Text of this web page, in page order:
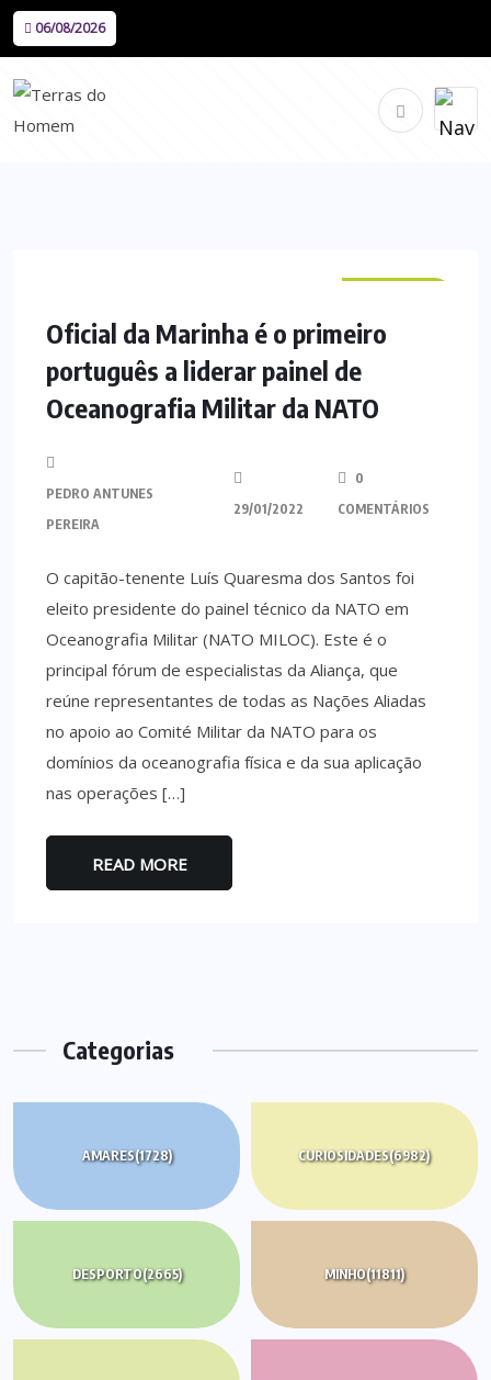
06/08/2026
Oficial da Marinha é o primeiro
português a liderar painel de
Oceanografia Militar da NATO
PEDRO ANTUNES
PEREIRA
29/01/2022
0
COMENTÁRIOS
O capitão-tenente Luís Quaresma dos Santos foi
eleito presidente do painel técnico da NATO em
Oceanografia Militar (NATO MILOC). Este é o
principal fórum de especialistas da Aliança, que
reúne representantes de todas as Nações Aliadas
no apoio ao Comité Militar da NATO para os
domínios da oceanografia física e da sua aplicação
nas operações […]
READ MORE
Categorias
AMARES(1728) CURIOSIDADES(6982)
DESPORTO(2665) MINHO(11811)